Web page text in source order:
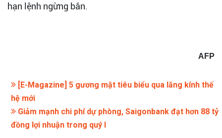
hạn lệnh ngừng bắn.
AFP
[E-Magazine] 5 gương mặt tiêu biểu qua lăng kính thế
hệ mới
Giảm mạnh chi phí dự phòng, Saigonbank đạt hơn 88 tỷ
đồng lợi nhuận trong quý I